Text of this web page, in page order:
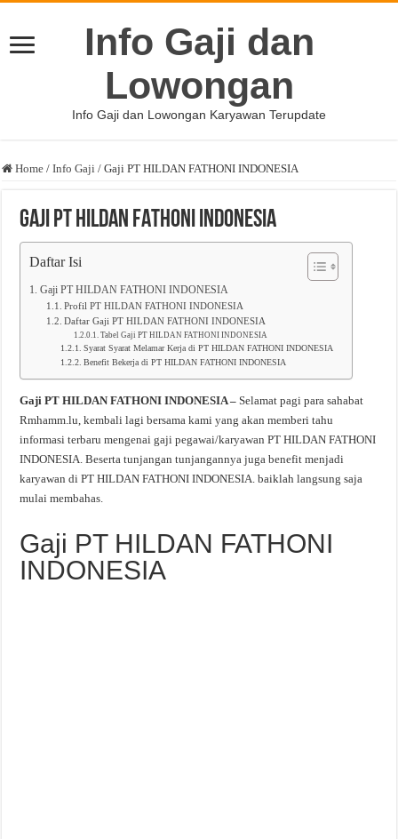
Info Gaji dan
Lowongan
Info Gaji dan Lowongan Karyawan Terupdate
Home / Info Gaji / Gaji PT HILDAN FATHONI INDONESIA
Gaji PT HILDAN FATHONI INDONESIA
Daftar Isi
Gaji PT HILDAN FATHONI INDONESIA
Profil PT HILDAN FATHONI INDONESIA
Daftar Gaji PT HILDAN FATHONI INDONESIA
Tabel Gaji PT HILDAN FATHONI INDONESIA
Syarat Syarat Melamar Kerja di PT HILDAN FATHONI INDONESIA
Benefit Bekerja di PT HILDAN FATHONI INDONESIA
Gaji PT HILDAN FATHONI INDONESIA –Selamat pagi para sahabat
Rmhamm.lu, kembali lagi bersama kami yang akan memberi tahu
informasi terbaru mengenai gaji pegawai/karyawan PT HILDAN FATHONI
INDONESIA. Beserta tunjangan tunjangannya juga benefit menjadi
karyawan di PT HILDAN FATHONI INDONESIA. baiklah langsung saja
mulai membahas.
Gaji PT HILDAN FATHONI
INDONESIA